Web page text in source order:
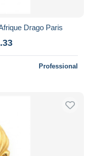
Drago Paris
Professional